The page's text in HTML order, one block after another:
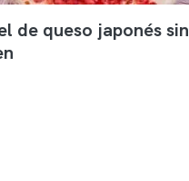
de queso japonés sin